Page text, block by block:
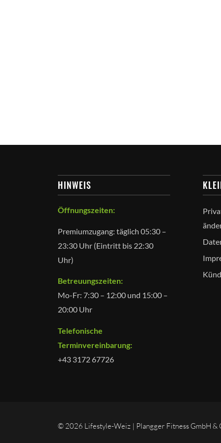
HINWEIS
Öffnungszeiten:
Premiumzugang: täglich 05:30 –
23:30 Uhr (Eintritt bis 22:30
Uhr)
Betreuungszeiten:
Mo-Fr: 7:30 – 12:00 und 15:00 –
20:00 Uhr
Telefonische
Terminvereinbarung:
+43 3172 67726
© 2026 Lifestyle-Weiz | Plangger Fitness GmbH &